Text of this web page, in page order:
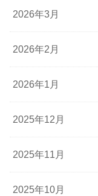
2026年3月
2026年2月
2026年1月
2025年12月
2025年11月
2025年10月